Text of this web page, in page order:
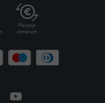
Plaćanje
virmanom